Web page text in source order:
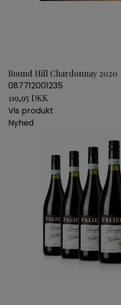
Round Hill Chardonnay 2020
087712001235
119,95 DKK
Vis produkt
Nyhed